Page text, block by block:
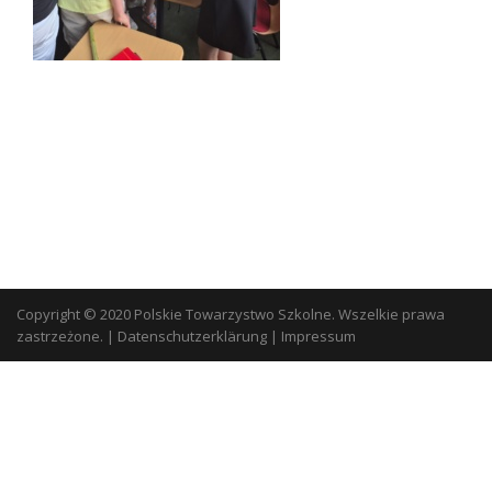
Copyright © 2020 Polskie Towarzystwo Szkolne. Wszelkie prawa
zastrzeżone. | Datenschutzerklärung | Impressum